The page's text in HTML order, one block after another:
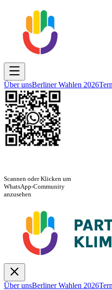
Über unsBerliner Wahlen 2026
Scannen oder Klicken um
WhatsApp-Community
anzusehen
Über unsBerliner Wahlen 2026